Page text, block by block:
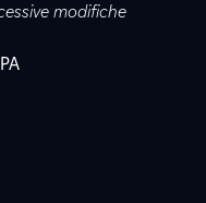
modifiche